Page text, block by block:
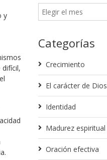
y
Categorías
Crecimiento
El carácter de Dios
Identidad
Madurez espiritual
Oración efectiva